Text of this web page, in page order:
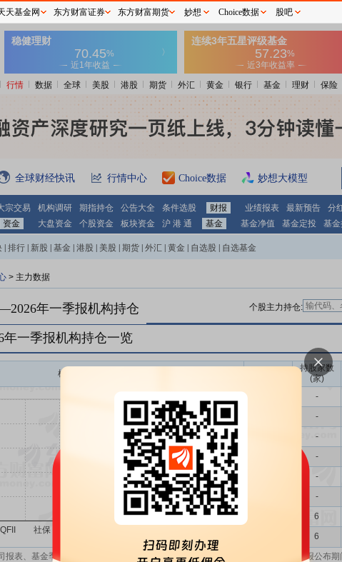
行情 数据 全球 美股 港股 期货 外汇 黄金 银行 基金 理财 保险
全球财经快讯 行情中心 Choice数据 妙想大模型
宗交易 机构调研 期指持仓 公告大全 条件选股 财报 业绩报表 最新预告 分
资金 大盘资金 个股资金 板块资金 沪 港 通 基金 基金净值 基金定投 基
排行 新股 基金 港股 美股 期货 外汇 黄金 自选股 自选基金
> 主力数据
年一季报机构持仓 个股主力持仓:
年一季报机构持仓一览
机构持股(万)
持股家数
(家)
-
-
-
-
-
-
6
6
报表、基金季报、半年报和基金年报；在上市公司报表、基金季报、半年报和年报公布
天基金网 东方财富证券 东方财富期货 妙想 Choice数据 股吧